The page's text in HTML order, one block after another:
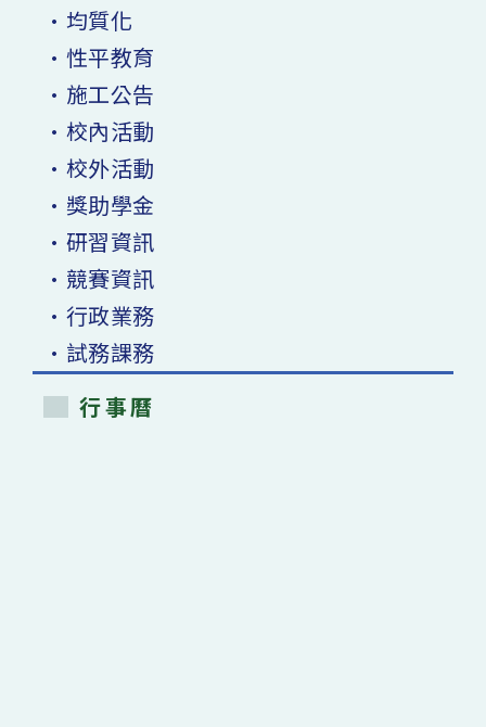
•均質化
•性平教育
•施工公告
•校內活動
•校外活動
•獎助學金
•研習資訊
•競賽資訊
•行政業務
•試務課務
行事曆